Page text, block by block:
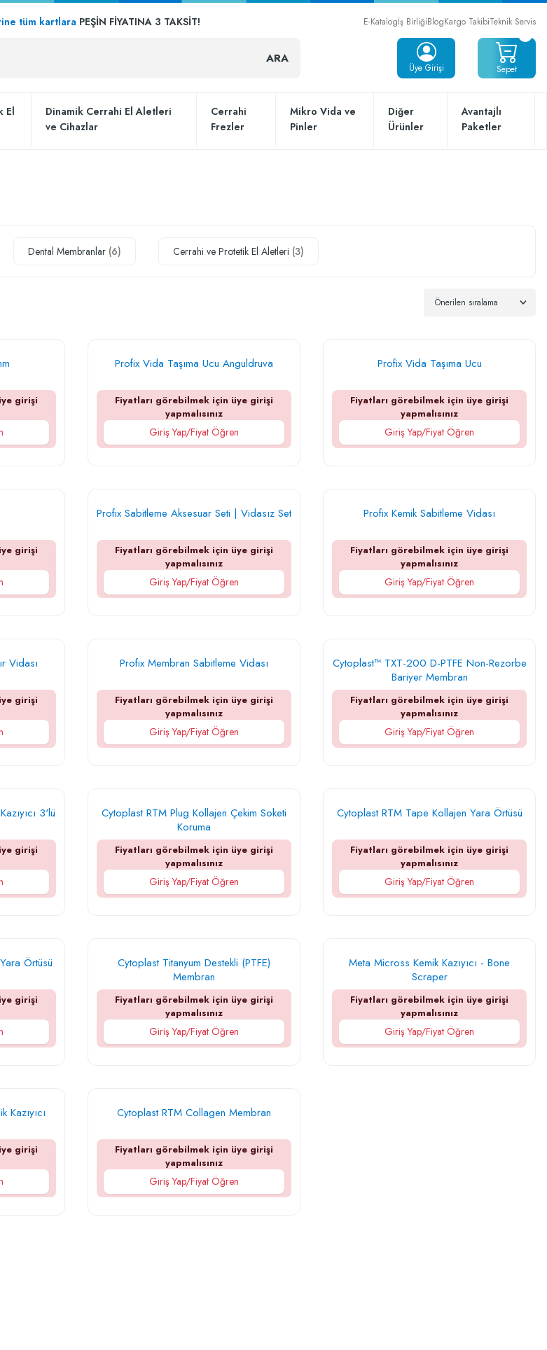
tüm kartlara PEŞİN FİYATINA 3 TAKSİT! E-Katalogİş BirliğiBlogKargo TakibiTeknik Servis
ARA
Üye Girişi Sepet
El
Dinamik Cerrahi El Aletleri
ve Cihazlar
Cerrahi
Frezler
Mikro Vida ve
Pinler
Diğer
Ürünler
Avantajlı
Paketler
Dental Membranlar (6) Cerrahi ve Protetik El Aletleri (3)
girişi
Profix Vida Taşıma Ucu Anguldruva
Fiyatları görebilmek için üye girişi
yapmalısınız
Giriş Yap/Fiyat Öğren
Profix Vida Taşıma Ucu
Fiyatları görebilmek için üye girişi
yapmalısınız
Giriş Yap/Fiyat Öğren
girişi
Profix Sabitleme Aksesuar Seti | Vidasız Set
Fiyatları görebilmek için üye girişi
yapmalısınız
Giriş Yap/Fiyat Öğren
Profix Kemik Sabitleme Vidası
Fiyatları görebilmek için üye girişi
yapmalısınız
Giriş Yap/Fiyat Öğren
Vidası
girişi
Profix Membran Sabitleme Vidası
Fiyatları görebilmek için üye girişi
yapmalısınız
Giriş Yap/Fiyat Öğren
Cytoplast™ TXT-200 D-PTFE Non-Rezorbe
Bariyer Membran
Fiyatları görebilmek için üye girişi
yapmalısınız
Giriş Yap/Fiyat Öğren
3'lü
girişi
Cytoplast RTM Plug Kollajen Çekim Soketi
Koruma
Fiyatları görebilmek için üye girişi
yapmalısınız
Giriş Yap/Fiyat Öğren
Cytoplast RTM Tape Kollajen Yara Örtüsü
Fiyatları görebilmek için üye girişi
yapmalısınız
Giriş Yap/Fiyat Öğren
Örtüsü
girişi
Cytoplast Titanyum Destekli (PTFE)
Membran
Fiyatları görebilmek için üye girişi
yapmalısınız
Giriş Yap/Fiyat Öğren
Meta Micross Kemik Kazıyıcı - Bone
Scraper
Fiyatları görebilmek için üye girişi
yapmalısınız
Giriş Yap/Fiyat Öğren
girişi
Cytoplast RTM Collagen Membran
Fiyatları görebilmek için üye girişi
yapmalısınız
Giriş Yap/Fiyat Öğren